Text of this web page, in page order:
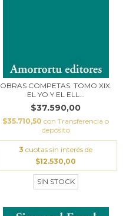
OBRAS COMPETAS. TOMO XIX.
EL YO Y EL ELL...
$37.590,00
$35.710,50 con Transferencia o
depósito
3 cuotas sin interés de
$12.530,00
SIN STOCK